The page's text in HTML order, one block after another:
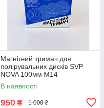
Магнітний тримач для
полірувальних дисків SVP
NOVA 100мм M14
В наявності
950 ₴ 1 000 ₴